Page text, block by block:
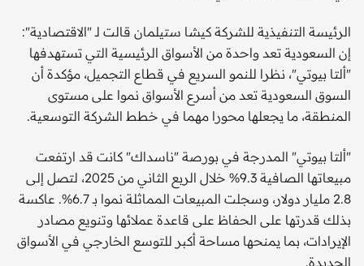
الرئيسة التنفيذية للشركة كيشا ستيلمان قالت لـ "الاقتصادية":
إن السعودية تعد واحدة من الأسواق الرئيسية التي تستهدفها
"ألتا بيوتي"، نظرا للنمو السريع في قطاع التجميل، مؤكدة أن
السوق السعودية تعد من أسرع الأسواق نموا على مستوى
المنطقة، ما يجعلها محورا مهما في خطط الشركة التوسعية.
"ألتا بيوتي" المدرجة في بورصة "ناسداك" كانت قد ارتفعت
مبيعاتها الصافية 9.3% خلال الربع الثاني من 2025، لتصل إلى
2.8 مليار دولار، وسجلت المبيعات المماثلة نموا بـ 6.7%. عاكسة
بذلك قدرتها على الحفاظ على قاعدة عملائها وتنويع مصادر
الإيرادات، بما يمنحها مساحة أكبر للتوسع الخارجي في الأسواق
الجديدة.